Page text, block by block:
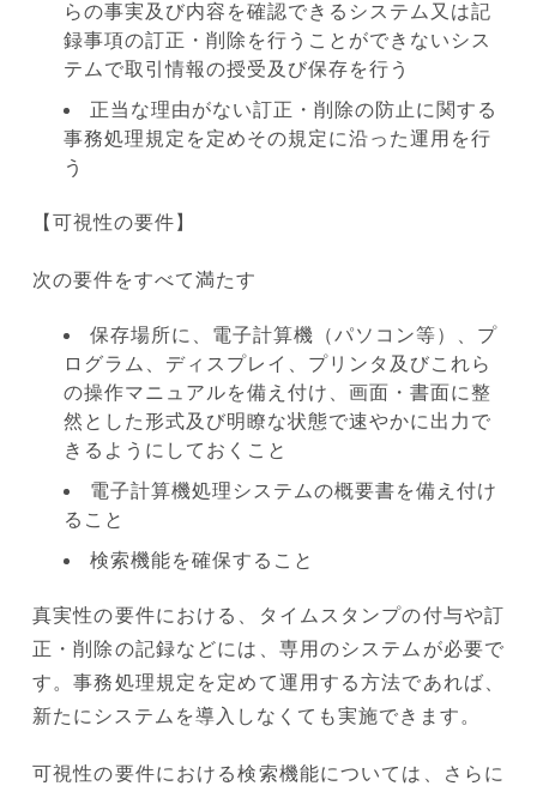
らの事実及び内容を確認できるシステム又は記
録事項の訂正・削除を行うことができないシス
テムで取引情報の授受及び保存を行う
正当な理由がない訂正・削除の防止に関する
事務処理規定を定めその規定に沿った運用を行
う
【可視性の要件】
次の要件をすべて満たす
保存場所に、電子計算機（パソコン等）、プ
ログラム、ディスプレイ、プリンタ及びこれら
の操作マニュアルを備え付け、画面・書面に整
然とした形式及び明瞭な状態で速やかに出力で
きるようにしておくこと
電子計算機処理システムの概要書を備え付け
ること
検索機能を確保すること
真実性の要件における、タイムスタンプの付与や訂
正・削除の記録などには、専用のシステムが必要で
す。事務処理規定を定めて運用する方法であれば、
新たにシステムを導入しなくても実施できます。
可視性の要件における検索機能については、さらに